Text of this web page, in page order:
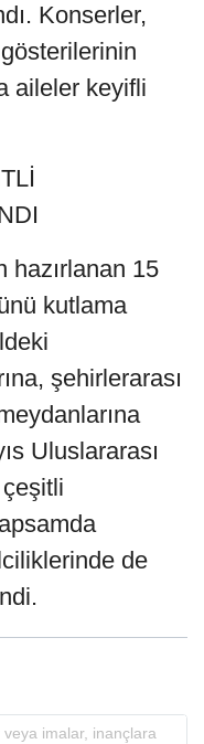
Konserler,
aileler keyifli
hazırlanan 15
kutlama
şehirlerarası
Uluslararası
de